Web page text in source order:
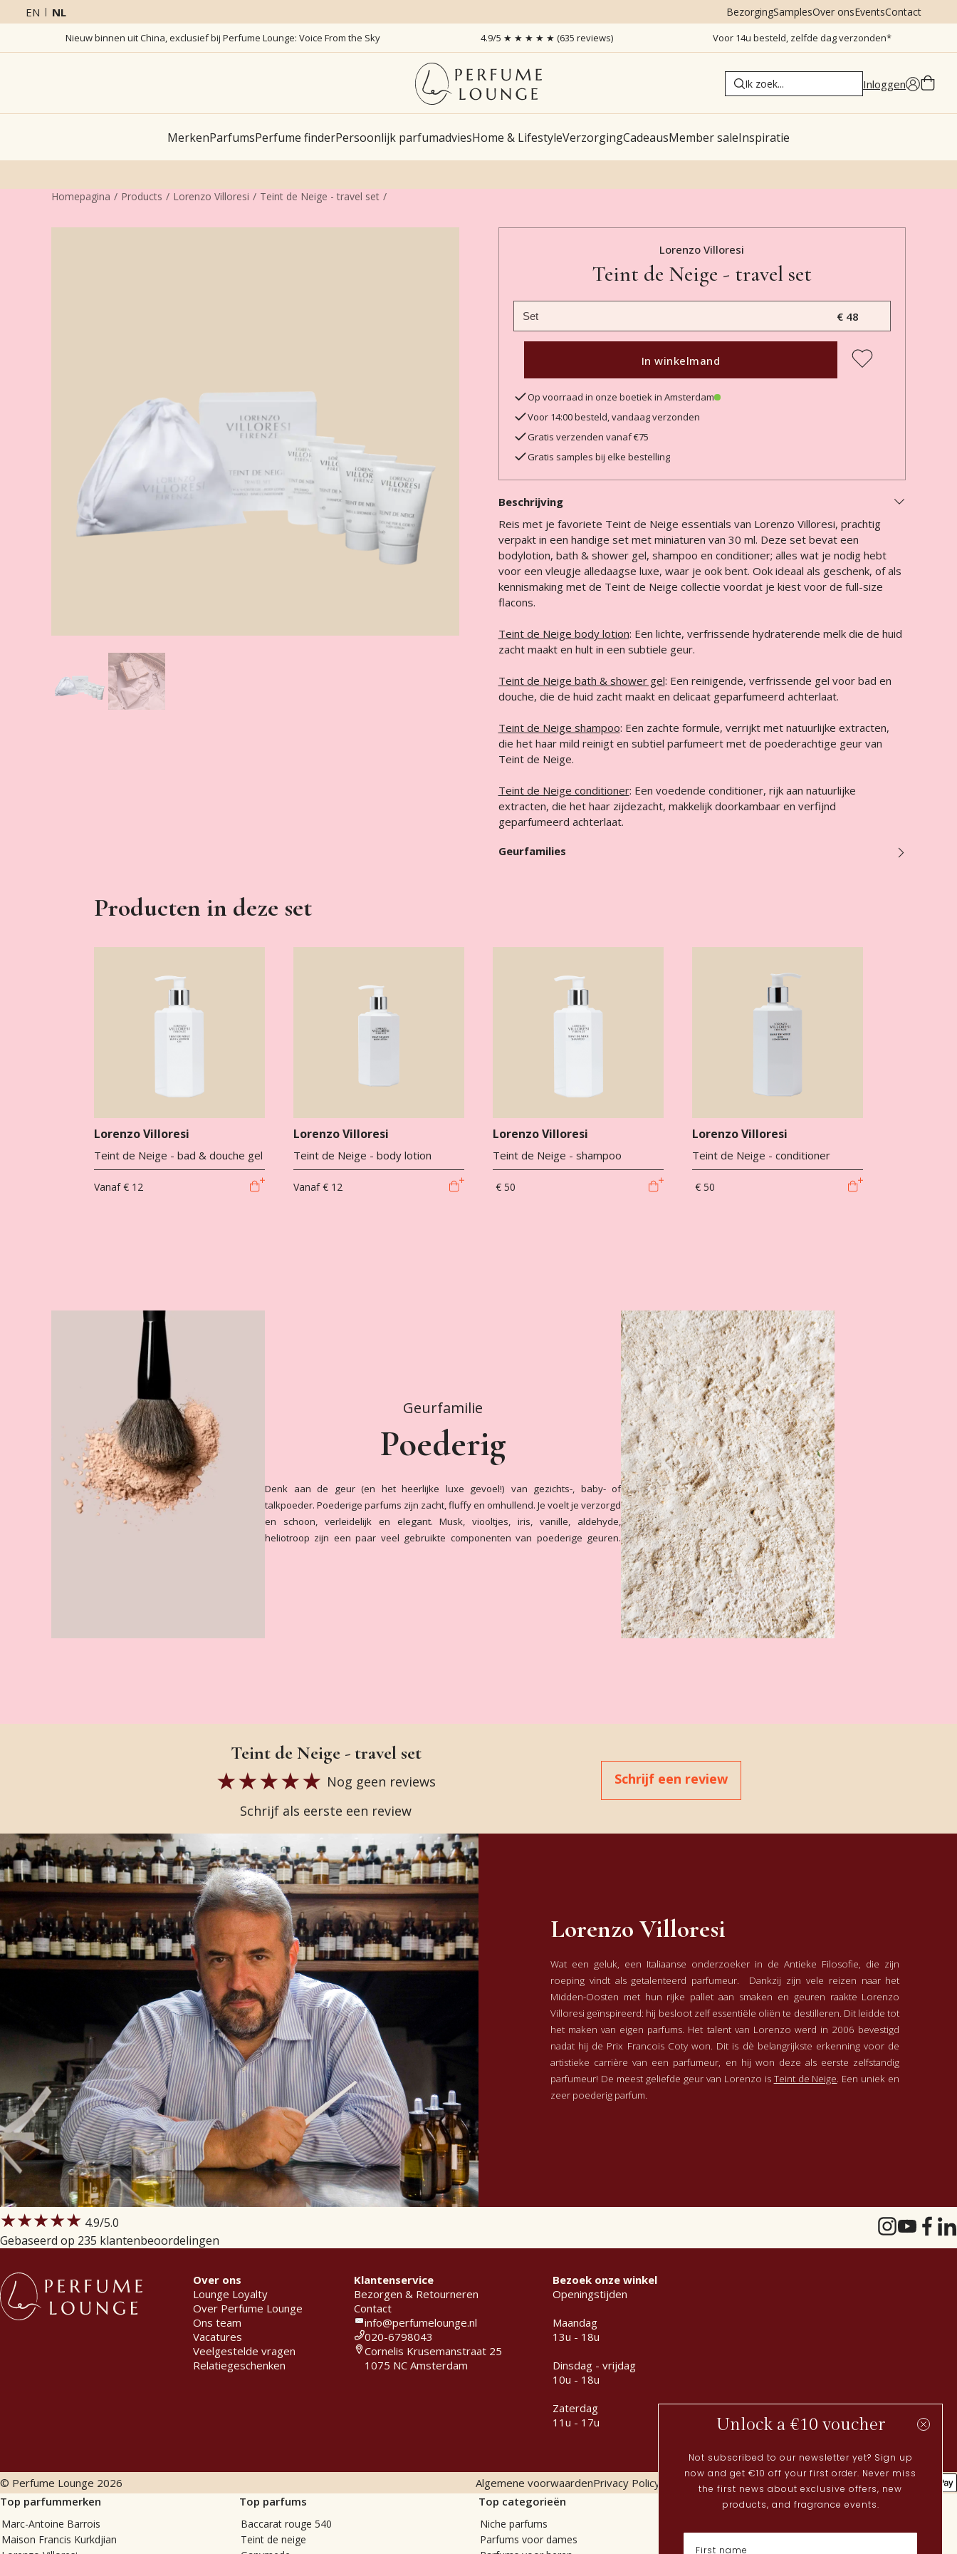
EN NL BezorgingSamplesOver onsEventsContact
Nieuw binnen uit China, exclusief bij Perfume Lounge: Voice From the Sky 4.9/5 ★ ★ ★ ★ ★ (635 reviews) Voor 14u besteld, zelfde dag verzonden*
Inloggen
MerkenParfumsPerfume finderPersoonlijk parfumadviesHome & LifestyleVerzorgingCadeausMember saleInspiratie
Homepagina Products Lorenzo Villoresi Teint de Neige - travel set
Lorenzo Villoresi
Teint de Neige - travel set
€ 48
In winkelmand
Op voorraad in onze boetiek in Amsterdam
Voor 14:00 besteld, vandaag verzonden
Gratis verzenden vanaf €75
Gratis samples bij elke bestelling
Beschrijving
Reis met je favoriete Teint de Neige essentials van Lorenzo Villoresi, prachtig
verpakt in een handige set met miniaturen van 30 ml. Deze set bevat een
bodylotion, bath & shower gel, shampoo en conditioner; alles wat je nodig hebt
voor een vleugje alledaagse luxe, waar je ook bent. Ook ideaal als geschenk, of als
kennismaking met de Teint de Neige collectie voordat je kiest voor de full-size
flacons.
Teint de Neige body lotion: Een lichte, verfrissende hydraterende melk die de huid
zacht maakt en hult in een subtiele geur.
Teint de Neige bath & shower gel: Een reinigende, verfrissende gel voor bad en
douche, die de huid zacht maakt en delicaat geparfumeerd achterlaat.
Teint de Neige shampoo: Een zachte formule, verrijkt met natuurlijke extracten,
die het haar mild reinigt en subtiel parfumeert met de poederachtige geur van
Teint de Neige.
Teint de Neige conditioner: Een voedende conditioner, rijk aan natuurlijke
extracten, die het haar zijdezacht, makkelijk doorkambaar en verfijnd
geparfumeerd achterlaat.
Geurfamilies
Producten in deze set
Lorenzo Villoresi
Teint de Neige - bad & douche gel
Vanaf € 12
Lorenzo Villoresi
Teint de Neige - body lotion
Vanaf € 12
Lorenzo Villoresi
Teint de Neige - shampoo
€ 50
Lorenzo Villoresi
Teint de Neige - conditioner
€ 50
Geurfamilie
Poederig
Denk aan de geur (en het heerlijke luxe gevoel!) van gezichts-, baby- of
talkpoeder. Poederige parfums zijn zacht, fluffy en omhullend. Je voelt je verzorgd
en schoon, verleidelijk en elegant. Musk, viooltjes, iris, vanille, aldehyde,
heliotroop zijn een paar veel gebruikte componenten van poederige geuren.
Teint de Neige - travel set
Nog geen reviews
Schrijf als eerste een review
Schrijf een review
Lorenzo Villoresi
Wat een geluk, een Italiaanse onderzoeker in de Antieke Filosofie, die zijn
roeping vindt als getalenteerd parfumeur. Dankzij zijn vele reizen naar het
Midden-Oosten met hun rijke pallet aan smaken en geuren raakte Lorenzo
Villoresi geïnspireerd: hij besloot zelf essentiële oliën te destilleren. Dit leidde tot
het maken van eigen parfums. Het talent van Lorenzo werd in 2006 bevestigd
nadat hij de Prix Francois Coty won. Dit is dè belangrijkste erkenning voor de
artistieke carrière van een parfumeur, en hij won deze als eerste zelfstandig
parfumeur! De meest geliefde geur van Lorenzo is Teint de Neige. Een uniek en
zeer poederig parfum.
★★★★★ 4.9/5.0
Gebaseerd op 235 klantenbeoordelingen
Over ons
Lounge Loyalty
Over Perfume Lounge
Ons team
Vacatures
Veelgestelde vragen
Relatiegeschenken
Klantenservice
Bezorgen & Retourneren
Contact
info@perfumelounge.nl
020-6798043
Cornelis Krusemanstraat 25
1075 NC Amsterdam
Bezoek onze winkel
Openingstijden
Maandag
13u - 18u
Dinsdag - vrijdag
10u - 18u
Zaterdag
11u - 17u
© Perfume Lounge 2026 Algemene voorwaardenPrivacy Policy
Cookies policy
Top parfummerken
Marc-Antoine Barrois
Maison Francis Kurkdjian
Top parfums
Baccarat rouge 540
Teint de neige
Top categorieën
Niche parfums
Parfums voor dames
Actueel
Unlock a €10 voucher
Not subscribed to our newsletter yet? Sign up
now and get €10 off your first order. Never miss
the first news about exclusive offers, new
products, and fragrance events.